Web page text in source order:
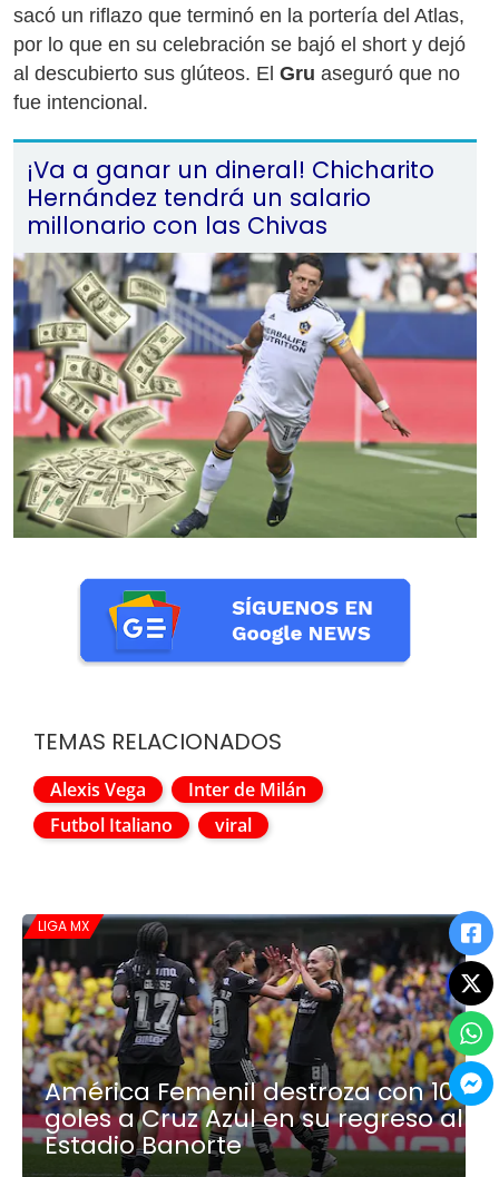
sacó un riflazo que terminó en la portería del Atlas,
por lo que en su celebración se bajó el short y dejó
al descubierto sus glúteos. El Gru aseguró que no
fue intencional.
¡Va a ganar un dineral! Chicharito
Hernández tendrá un salario
millonario con las Chivas
TEMAS RELACIONADOS
Alexis Vega
Inter de Milán
Futbol Italiano
viral
LIGA MX
América Femenil destroza con 10
goles a Cruz Azul en su regreso al
Estadio Banorte